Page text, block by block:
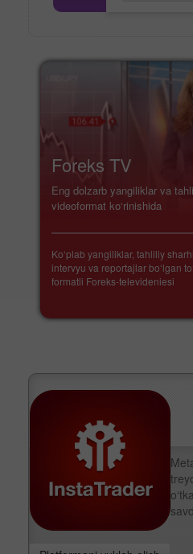
Foreks TV
Eng dolzarb yangiliklar va
videoformat ko‘rinishida
Ko‘plab yangiliklar, tahliliy
intervyu va reportajlar bo‘lgan
formatli Foreks-televideniesi